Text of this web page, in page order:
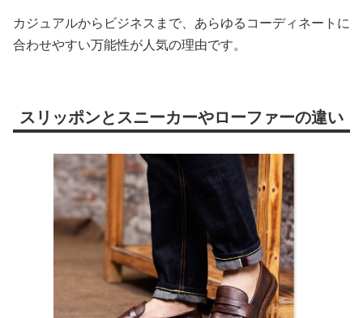
カジュアルからビジネスまで、あらゆるコーディネートに
合わせやすい万能性が人気の理由です。
スリッポンとスニーカーやローファーの違い